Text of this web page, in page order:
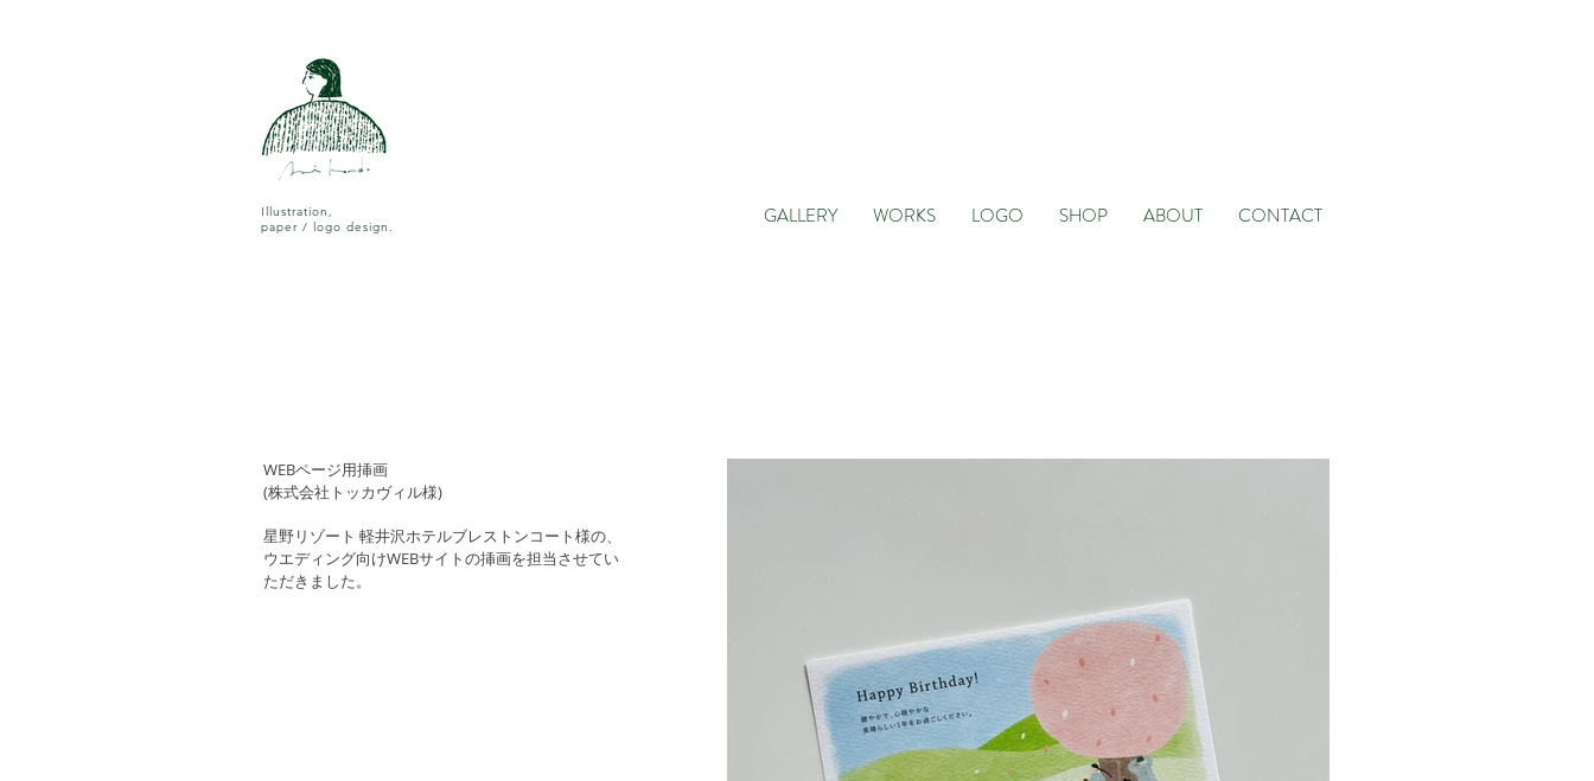
Illustration,
paper / logo design.
GALLERY WORKS LOGO SHOP ABOUT CONTACT
WEBページ用挿画
(株式会社トッカヴィル様)
星野リゾート 軽井沢ホテルブレストンコート様の、
ウエディング向けWEBサイトの挿画を担当させてい
ただきました。